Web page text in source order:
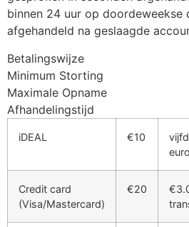
panel
panel
panel
panel
binnen 24 uur op doordeweekse
afgehandeld na geslaagde
Betalingswijze
Minimum Storting
Maximale Opname
Afhandelingstijd
iDEAL €10
Credit card
(Visa/Mastercard)
€20